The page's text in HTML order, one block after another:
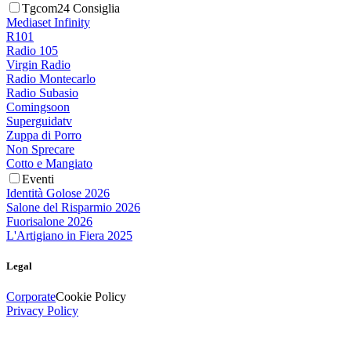
Tgcom24 Consiglia
Mediaset Infinity
R101
Radio 105
Virgin Radio
Radio Montecarlo
Radio Subasio
Comingsoon
Superguidatv
Zuppa di Porro
Non Sprecare
Cotto e Mangiato
Eventi
Identità Golose 2026
Salone del Risparmio 2026
Fuorisalone 2026
L'Artigiano in Fiera 2025
Legal
CorporateCookie Policy
Privacy Policy